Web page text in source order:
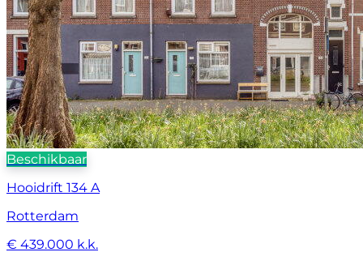
Beschikbaar
Hooidrift 134 A
Rotterdam
€ 439.000 k.k.